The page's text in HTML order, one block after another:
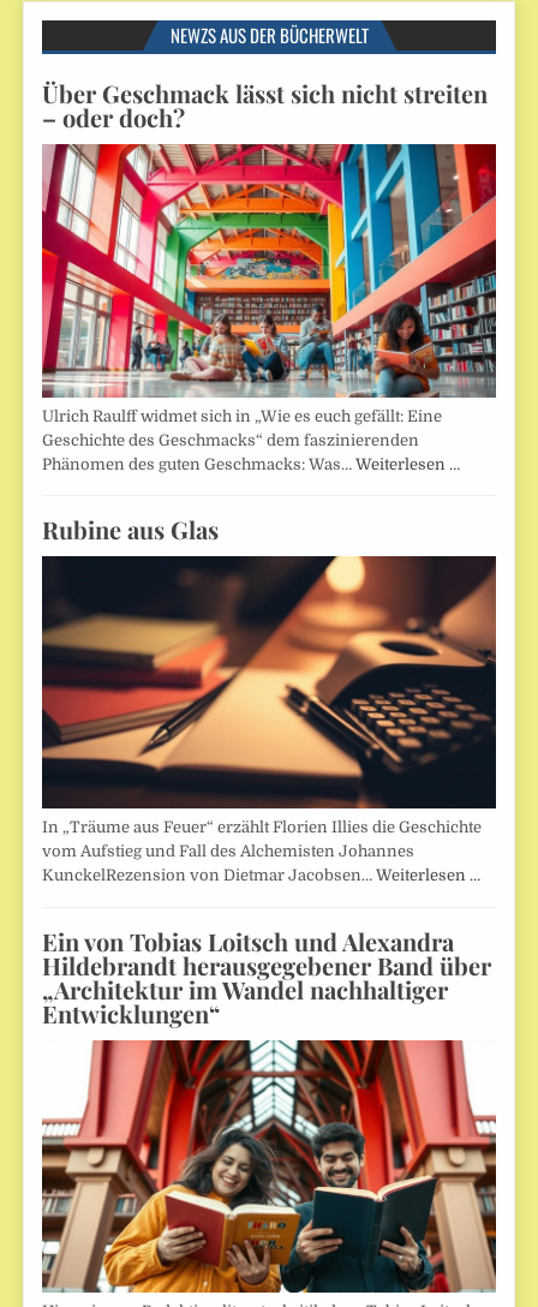
NEWZS AUS DER BÜCHERWELT
Über Geschmack lässt sich nicht streiten
– oder doch?
Ulrich Raulff widmet sich in „Wie es euch gefällt: Eine
Geschichte des Geschmacks“ dem faszinierenden
Phänomen des guten Geschmacks: Was…Weiterlesen …
Rubine aus Glas
In „Träume aus Feuer“ erzählt Florien Illies die Geschichte
vom Aufstieg und Fall des Alchemisten Johannes
KunckelRezension von Dietmar Jacobsen…Weiterlesen …
Ein von Tobias Loitsch und Alexandra
Hildebrandt herausgegebener Band über
„Architektur im Wandel nachhaltiger
Entwicklungen“